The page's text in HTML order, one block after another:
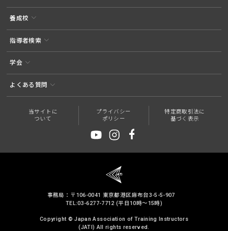
養成校
指導者検索
学会
よくある質問
当サイトに
ついて
プライバシー
ポリシー
特定商取引法に
基づく表示
事務局：〒106-0041 東京都港区麻布台3-5-5-907
TEL:03-6277-7712 (平日10時～15時)
Copyright © Japan Association of Training Instructors
(JATI) All rights reserved.